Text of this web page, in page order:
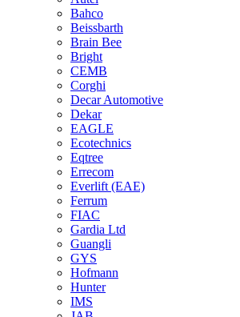
Bahco
Beissbarth
Brain Bee
Bright
CEMB
Corghi
Decar Automotive
Dekar
EAGLE
Ecotechnics
Eqtree
Errecom
Everlift (EAE)
Ferrum
FIAC
Gardia Ltd
Guangli
GYS
Hofmann
Hunter
IMS